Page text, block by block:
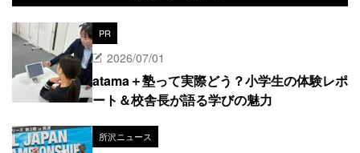
PR
2026/07/01
atama＋塾って実際どう？小学生の体験レポ
ート＆校舎長が語る学びの魅力
所沢ニュース